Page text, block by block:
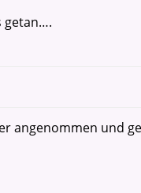
getan….
angenommen und